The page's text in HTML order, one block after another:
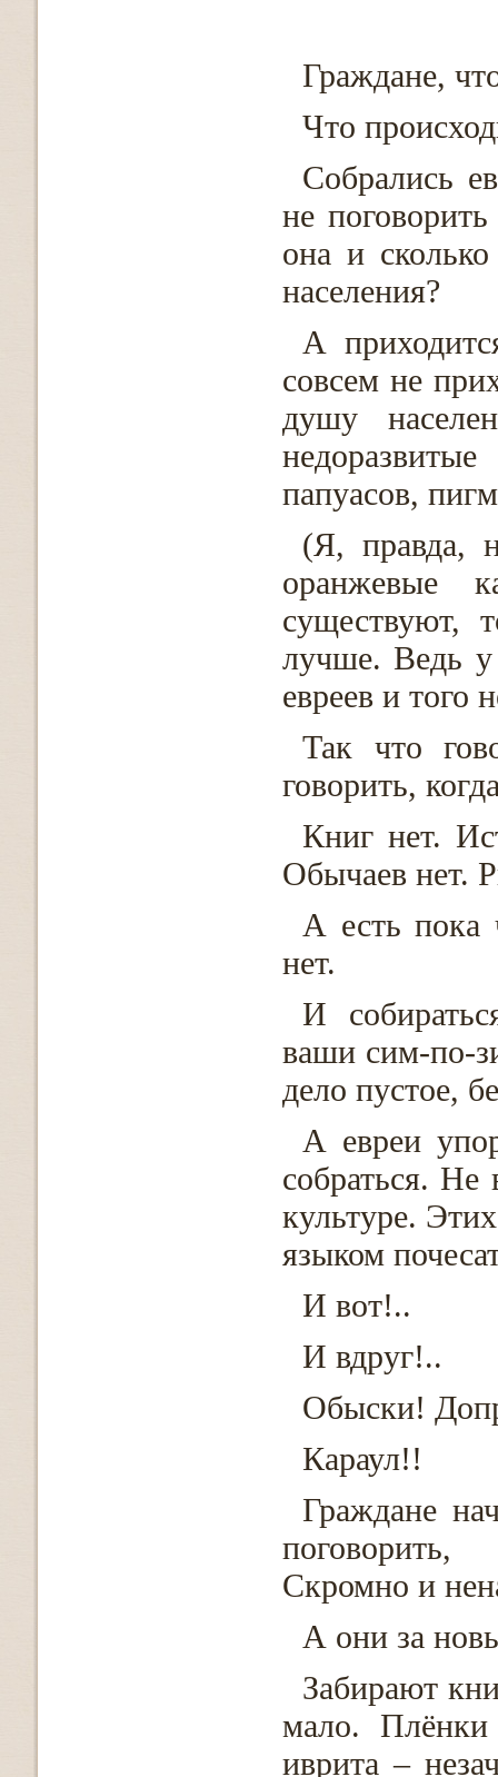
Граждане,
Что
Собрались
не
она и
населения?
А
совсем не
душу
папуасов,
(Я, правда,
оранжевые
существуют,
лучше. Ведь у
евреев и того
Так что
говорить,
Книг нет.
Обычаев нет.
А есть пока
нет.
И
ваши сим-по-
дело пустое,
А евреи
собраться. Не
культуре.
языком
И вот!..
И вдруг!..
Обыски!
Караул!!
Граждане
Скромно и
А они за
Забирают
мало.
иврита –